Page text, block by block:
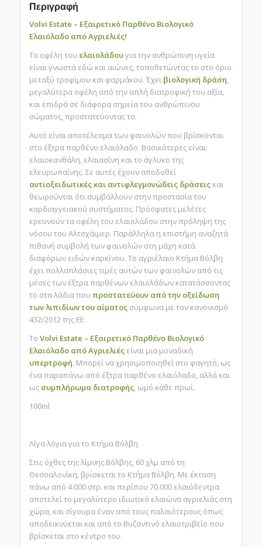
Περιγραφή
Volvi Estate – Εξαιρετικό Παρθένο Βιολογικό
Ελαιόλαδο από Αγριελιές!
Τα οφέλη του ελαιολάδουγια την ανθρώπινη υγεία
είναι γνωστά εδώ και αιώνες, τοποθετώντας το στο όριο
μεταξύ τροφίμου και φαρμάκου. Έχει βιολογική δράση,
μεγαλύτερα οφέλη από την απλή διατροφική του αξία,
και επιδρά σε διάφορα σημεία του ανθρώπινου
σώματος, προστατεύοντας το.
Αυτό είναι αποτέλεσμα των φαινολών που βρίσκονται
στο έξτρα παρθένο ελαιόλαδο. Bασικότερες είναι:
ελαιοκανθάλη, ελαιασίνη και το άγλυκο της
ελευρωπαΐνης. Σε αυτές έχουν αποδοθεί
αντιοξειδωτικές και αντιφλεγμονώδεις δράσειςκαι
θεωρούνται ότι συμβάλλουν στην προστασία του
καρδιαγγειακού συστήματος. Πρόσφατες μελέτες
ερευνούν τα οφέλη του ελαιολάδου στην πρόληψη της
νόσου του Αλτσχάιμερ. Παράλληλα η επιστήμη αναζητά
πιθανή συμβολή των φαινολών στη μάχη κατά
διαφόρων ειδών καρκίνου. Το αγριέλαιο Κτήμα Βόλβη
έχει πολλαπλάσιες τιμές αυτών των φαινολών από τις
μέσες των έξτρα παρθένων ελαιολάδων κατατάσσοντας
το στα λάδια που προστατεύουν από την οξείδωση
των λιπιδίων του αίματοςσύμφωνα με τον κανονισμό
432/2012 της ΕΕ.
Το Volvi Estate – Εξαιρετικό Παρθένο Βιολογικό
Ελαιόλαδο από Αγριελιές είναι μια μοναδική
υπερτροφή. Μπορεί να χρησιμοποιηθεί στο φαγητό, ως
ένα παραπάνω από έξτρα παρθένο ελαιόλαδο, αλλά και
ως συμπλήρωμα διατροφής, ωμό κάθε πρωί.
100ml
Λίγα λόγια για το Κτήμα Βόλβη
Στις όχθες της λίμνης Βόλβης, 60 χλμ από τη
Θεσσαλονίκη, βρίσκεται το Κτήμα Βόλβη. Με έκταση
πάνω από 4.000 στρ. και περίπου 70.000 ελαιόδεντρα
αποτελεί το μεγαλύτερο ιδιωτικό ελαιώνα αγριελιάς στη
χώρα, και σίγουρα έναν από τους παλαιότερους όπως
αποδεικνύεται και από το Βυζαντινό ελαιοτριβείο που
βρίσκεται στο κέντρο του.